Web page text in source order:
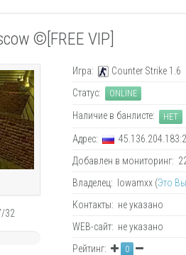
©[FREE VIP]
32
Игра:
Counter Strike 1.6
Статус:
ONLINE
Наличие в банлисте: НЕТ
Адрес:
Добавлен в мониторинг:
Владелец: lowamxx (Это
Контакты: не указано
WEB-сайт: не указано
Рейтинг:
0